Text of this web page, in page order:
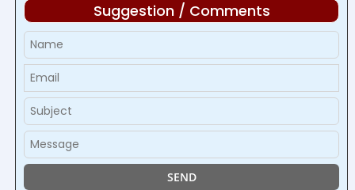
Suggestion / Comments